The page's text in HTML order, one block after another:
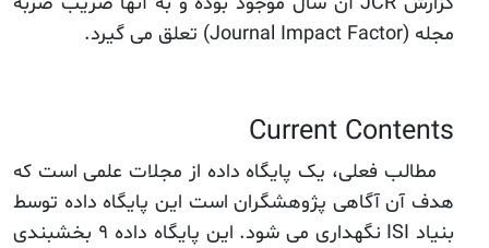
مجله (Journal Impact Factor) تعلق می گیرد.
Current Contents
مطالب فعلی، یک پایگاه داده از مجلات علمی است که
هدف آن آگاهی پژوهشگران است این پایگاه داده توسط
بنیاد ISI نگهداری می شود. این پایگاه داده ۹ بخشبندی